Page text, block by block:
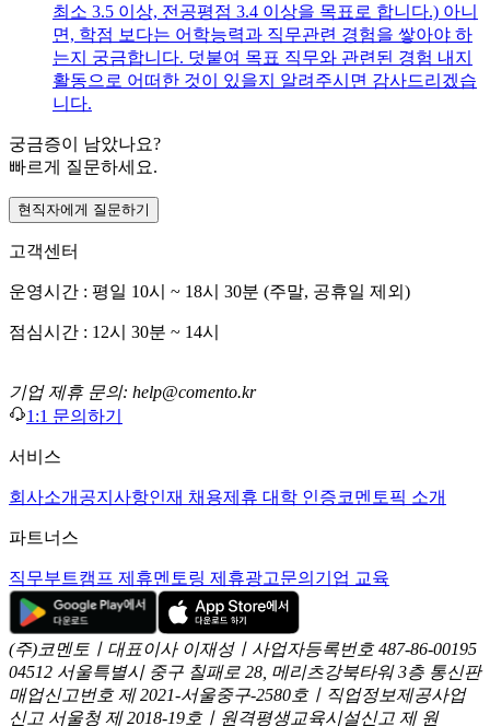
최소 3.5 이상, 전공평점 3.4 이상을 목표로 합니다.) 아니
면, 학점 보다는 어학능력과 직무관련 경험을 쌓아야 하
는지 궁금합니다. 덧붙여 목표 직무와 관련된 경험 내지
활동으로 어떠한 것이 있을지 알려주시면 감사드리겠습
니다.
궁금증이 남았나요?
빠르게 질문하세요.
현직자에게 질문하기
고객센터
운영시간 : 평일 10시 ~ 18시 30분 (주말, 공휴일 제외)
점심시간 : 12시 30분 ~ 14시
기업 제휴 문의: help@comento.kr
1:1 문의하기
서비스
회사소개 공지사항인재 채용제휴 대학 인증코멘토픽 소개
파트너스
직무부트캠프 제휴멘토링 제휴광고문의 기업 교육
(주)코멘토ㅣ대표이사 이재성ㅣ사업자등록번호 487-86-00195
04512 서울특별시 중구 칠패로 28, 메리츠강북타워 3층 통신판
매업신고번호 제 2021-서울중구-2580호ㅣ직업정보제공사업
신고 서울청 제 2018-19호ㅣ원격평생교육시설신고 제 원